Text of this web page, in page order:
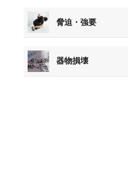
脅迫・強要
器物損壊